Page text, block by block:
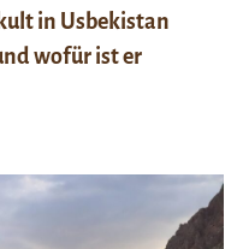
in Usbekistan
wofür ist er